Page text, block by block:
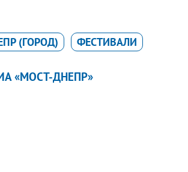
(ГОРОД) ФЕСТИВАЛИ
«МОСТ-ДНЕПР»